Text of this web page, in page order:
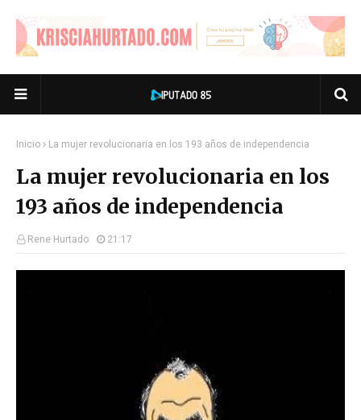
Inicio La mujer revolucionaria en los 193 años de independencia
La mujer revolucionaria en los
193 años de independencia
Rene Hurtado 21:17